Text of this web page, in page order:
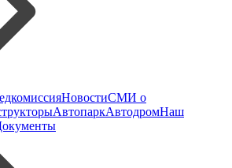
НовостиСМИ о
АвтопаркАвтодромНаш